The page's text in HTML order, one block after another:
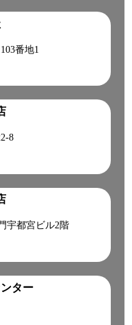
番地1
8
宇都宮ビル2階
ター